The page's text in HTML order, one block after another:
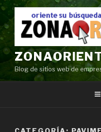
Ir
contenido
Blog de sitios web de